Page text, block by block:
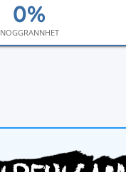
NOGGRANNHET